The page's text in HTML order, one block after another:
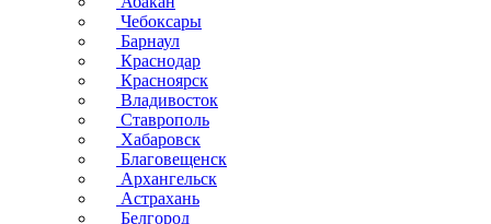
Чебоксары
Барнаул
Краснодар
Красноярск
Владивосток
Ставрополь
Хабаровск
Благовещенск
Архангельск
Астрахань
Белгород